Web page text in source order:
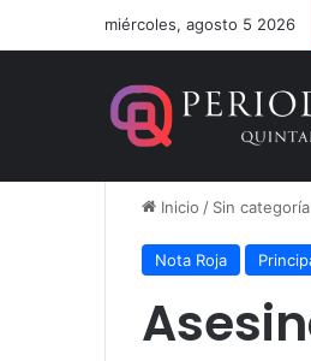
miércoles, agosto 5 2026
Inicio / Sin categoría
Nota Roja